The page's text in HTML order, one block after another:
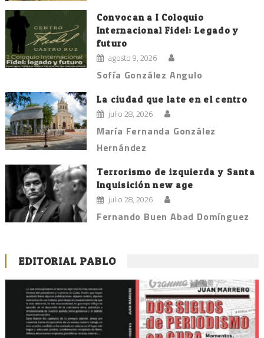
Convocan a I Coloquio
Internacional Fidel: Legado y
futuro
agosto 9, 2026
Sofía González Angulo
La ciudad que late en el centro
julio 28, 2026
María Fernanda González
Hernández
Terrorismo de izquierda y Santa
Inquisición new age
julio 28, 2026
Fernando Buen Abad Domínguez
EDITORIAL PABLO